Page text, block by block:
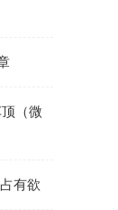
（微
有欲